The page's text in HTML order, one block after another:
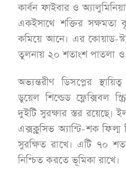
কার্বন ফাইবার ও
একইসাথে শক্তির সক্ষমতা
কমিয়ে আনে। এর কোয়াড-
তুলনায় ২০ শতাংশ পাতলা ও
অভ্যন্তরীণ ডিসপ্লের
ডুয়েল শিল্ডেড ফ্লেক্সিবল
দুইটি সুরক্ষার স্তর রয়েছে।
এক্সক্লুসিভ অ্যান্টি-শক
সুরক্ষিত রাখে। এটি ৭০
নিশ্চিত করতে ভূমিকা রাখে।